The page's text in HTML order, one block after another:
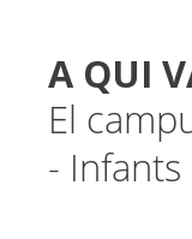
A QUI
El
-